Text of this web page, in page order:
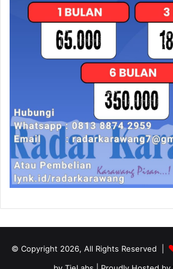
© Copyright 2026, All Rights Reserved |